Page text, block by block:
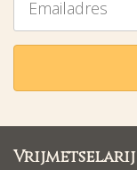
Vrijmetselarij